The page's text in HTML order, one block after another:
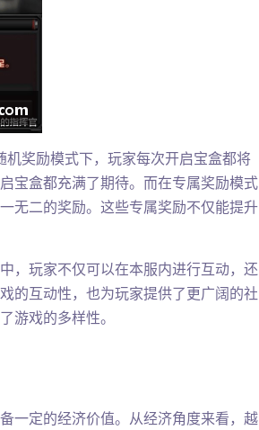
机奖励模式下，玩家每次开启宝盒都将
宝盒都充满了期待。而在专属奖励模式
无二的奖励。这些专属奖励不仅能提升
，玩家不仅可以在本服内进行互动，还
的互动性，也为玩家提供了更广阔的社
游戏的多样性。
一定的经济价值。从经济角度来看，越